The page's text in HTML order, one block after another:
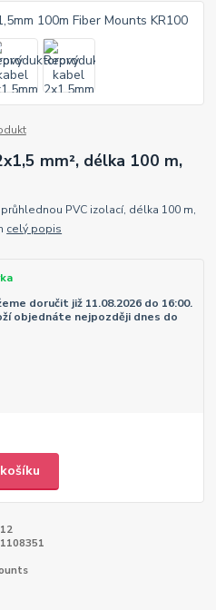
mm², délka 100 m,
PVC izolací, délka 100 m,
celý popis
doručit již 11.08.2026 do 16:00.
objednáte nejpozději dnes do